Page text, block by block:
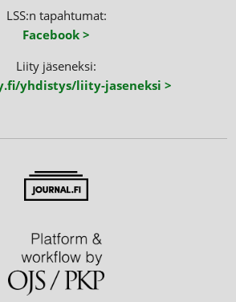
LSS:n tapahtumat:
Facebook >
Liity jäseneksi:
yhdistys/liity-jaseneksi >